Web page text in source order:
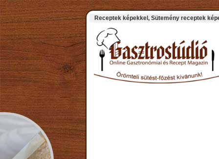
Receptek képekkel, Sütemény receptek